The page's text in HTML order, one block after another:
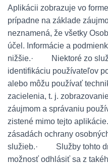
Aplikácii zobrazuje vo
prípadne na základe
neznamená, že všetky
účel. Informácie a
nižšie.·
Niektoré zo
identifikáciu používateľov
alebo môžu používať
zacielenia, t. j.
záujmom a správaniu
zistené mimo tejto
zásadách ochrany
služieb.· Služby tohto
možnosť odhlásiť sa z